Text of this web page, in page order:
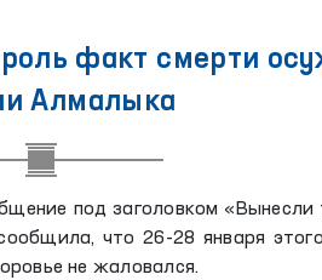
факт смерти
Алмалыка
под заголовком «Вынесли
что 26-28 января
не жаловался.